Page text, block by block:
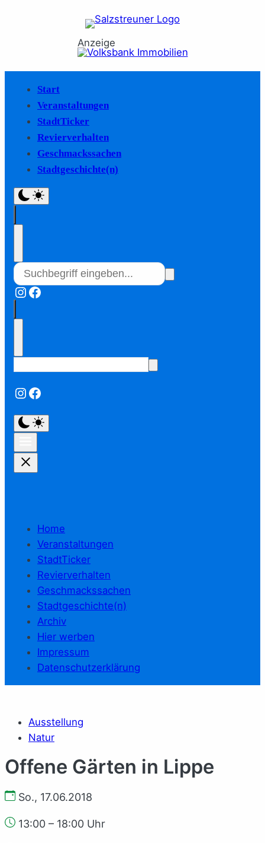
Anzeige
Start
Veranstaltungen
StadtTicker
Revierverhalten
Geschmackssachen
Stadtgeschichte(n)
Instagram
Facebook
Instagram
Facebook
Home
Veranstaltungen
StadtTicker
Revierverhalten
Geschmackssachen
Stadtgeschichte(n)
Archiv
Hier werben
Impressum
Datenschutzerklärung
Ausstellung
Natur
Offene Gärten in Lippe
So., 17.06.2018
13:00 – 18:00 Uhr